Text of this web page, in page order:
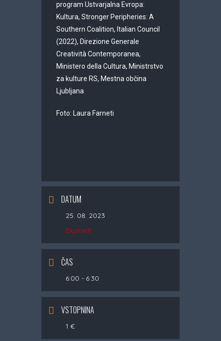
program Ustvarjalna Evropa:
Kultura, Stronger Peripheries: A
Southern Coalition, Italian Council
(2022), Direzione Generale
Creatività Contemporanea,
Ministero della Cultura, Ministrstvo
za kulture RS, Mestna občina
Ljubljana
Foto: Laura Farneti
DATUM
25. 08. 2023
Expired!
ČAS
6:00 - 6:30
VSTOPNINA
1 €